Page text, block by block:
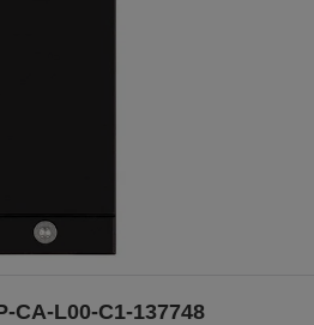
CA-L00-C1-137748